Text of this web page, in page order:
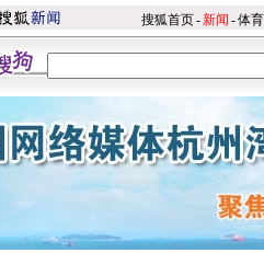
搜狐首页-新闻 -体育